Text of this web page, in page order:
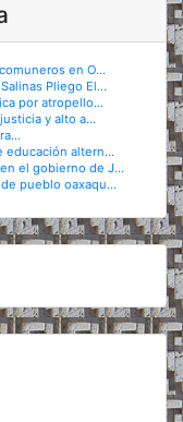
en O...
Pliego El...
por atropello...
y alto a...
educación altern...
el gobierno de J...
pueblo oaxaqu...